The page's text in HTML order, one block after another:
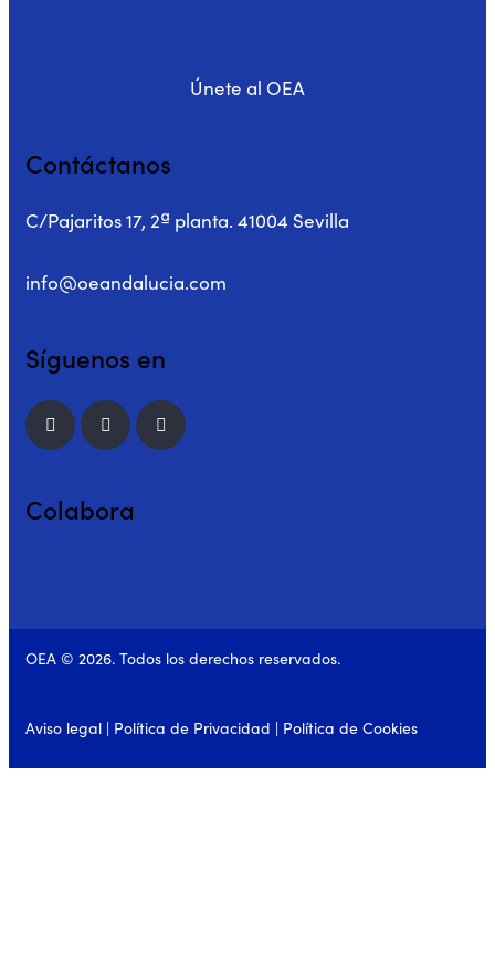
Únete al OEA
Contáctanos
C/Pajaritos 17, 2ª planta. 41004 Sevilla
info@oeandalucia.com
Síguenos en
Colabora
OEA © 2026. Todos los derechos reservados.
Aviso legal | Política de Privacidad | Política de Cookies